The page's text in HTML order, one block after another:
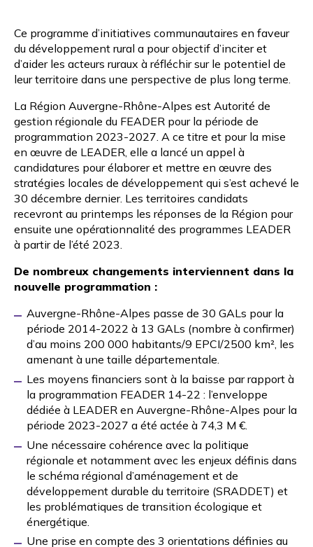
Ce programme d’initiatives communautaires en faveur
du développement rural a pour objectif d’inciter et
d’aider les acteurs ruraux à réfléchir sur le potentiel de
leur territoire dans une perspective de plus long terme.
La Région Auvergne-Rhône-Alpes est Autorité de
gestion régionale du FEADER pour la période de
programmation 2023-2027. A ce titre et pour la mise
en œuvre de LEADER, elle a lancé un appel à
candidatures pour élaborer et mettre en œuvre des
stratégies locales de développement qui s’est achevé le
30 décembre dernier. Les territoires candidats
recevront au printemps les réponses de la Région pour
ensuite une opérationnalité des programmes LEADER
à partir de l’été 2023.
De nombreux changements interviennent dans la
nouvelle programmation :
Auvergne-Rhône-Alpes passe de 30 GALs pour la
période 2014-2022 à 13 GALs (nombre à confirmer)
d’au moins 200 000 habitants/9 EPCI/2500 km², les
amenant à une taille départementale.
Les moyens financiers sont à la baisse par rapport à
la programmation FEADER 14-22 : l’enveloppe
dédiée à LEADER en Auvergne-Rhône-Alpes pour la
période 2023-2027 a été actée à 74,3 M €.
Une nécessaire cohérence avec la politique
régionale et notamment avec les enjeux définis dans
le schéma régional d’aménagement et de
développement durable du territoire (SRADDET) et
les problématiques de transition écologique et
énergétique.
Une prise en compte des 3 orientations définies au